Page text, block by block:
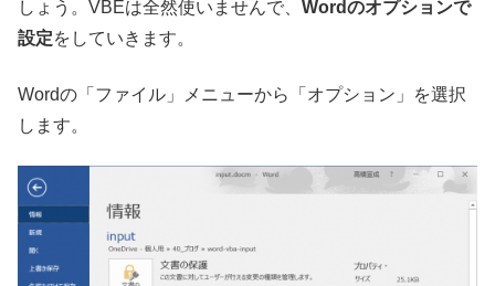
しょう。VBEは全然使いませんで、 Wordのオプションで
設定をしていきます。
Wordの「ファイル」メニューから「オプション」を選択
します。